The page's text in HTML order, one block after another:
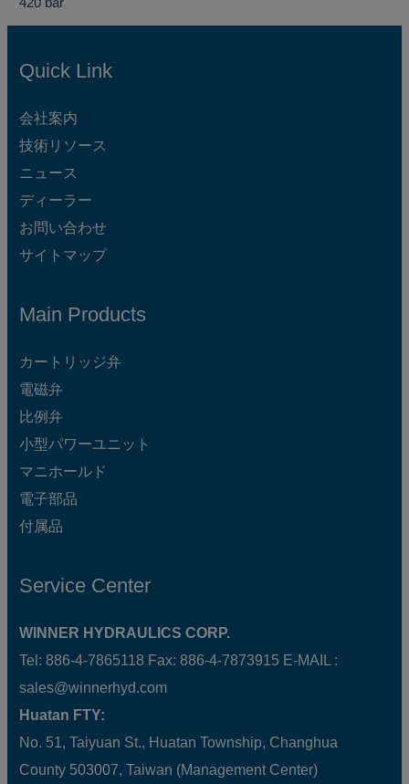
Quick Link
会社案内
技術リソース
ニュース
ディーラー
お問い合わせ
サイトマップ
Main Products
カートリッジ弁
電磁弁
比例弁
小型パワーユニット
マニホールド
電子部品
付属品
Service Center
WINNER HYDRAULICS CORP.
Tel: 886-4-7865118 Fax: 886-4-7873915 E-MAIL :
sales@winnerhyd.com
Huatan FTY:
No. 51, Taiyuan St., Huatan Township, Changhua
County 503007, Taiwan (Management Center)